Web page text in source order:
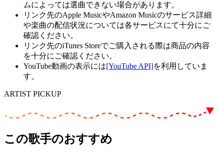
ムによっては選曲できない場合があります。
リンク先のApple MusicやAmazon Musicのサービス詳細
や楽曲の配信状況については各サービスにて十分にご
確認ください。
リンク先のiTunes Storeでご購入される際は商品の内容
を十分にご確認ください。
YouTube動画の表示には[YouTube API]を利用していま
す。
ARTIST PICKUP
この歌手のおすすめ